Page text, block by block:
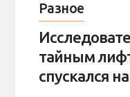
Разное
тайным
спускался на